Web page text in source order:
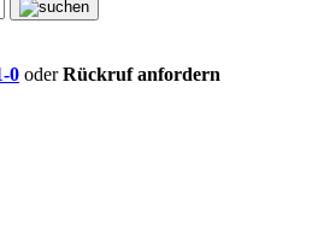
0 oderRückruf anfordern